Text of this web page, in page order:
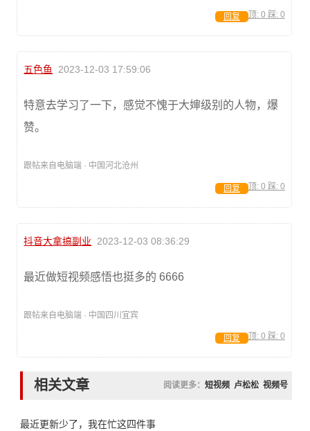
顶: 0 踩: 0
回复
五色鱼 2023-12-03 17:59:06
特意去学习了一下，感觉不愧于大婶级别的人物，爆
赞。
跟帖来自电脑端 · 中国河北沧州
顶: 0 踩: 0
回复
抖音大拿搞副业 2023-12-03 08:36:29
最近做短视频感悟也挺多的 6666
跟帖来自电脑端 · 中国四川宜宾
顶: 0 踩: 0
回复
相关文章 阅读更多： 短视频 卢松松 视频号
最近更新少了，我在忙这四件事